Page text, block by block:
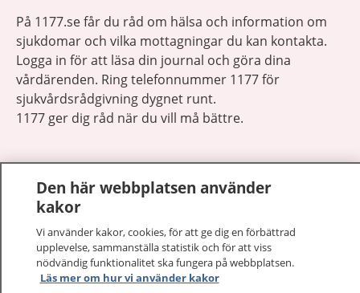
På 1177.se får du råd om hälsa och information om
sjukdomar och vilka mottagningar du kan kontakta.
Logga in för att läsa din journal och göra dina
vårdärenden. Ring telefonnummer 1177 för
sjukvårdsrådgivning dygnet runt.
1177 ger dig råd när du vill må bättre.
1177 på flera språk
Om 1177
Den här webbplatsen använder
kakor
Vi använder kakor, cookies, för att ge dig en förbättrad
upplevelse, sammanställa statistik och för att viss
nödvändig funktionalitet ska fungera på webbplatsen.
Läs mer om hur vi använder kakor